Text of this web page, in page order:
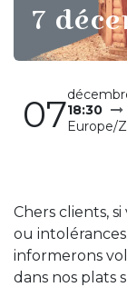
7
0718:30
Europe/
Chers clients,
ou
informerons
dans nos plats